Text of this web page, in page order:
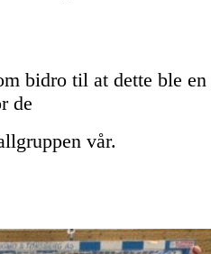
bidro til at dette ble en
de
vår.